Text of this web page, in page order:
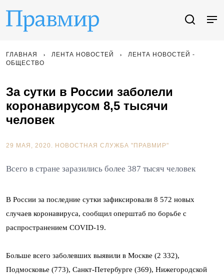
ГЛАВНАЯ ЛЕНТА НОВОСТЕЙ
ЛЕНТА НОВОСТЕЙ -
ОБЩЕСТВО
За сутки в России заболели
коронавирусом 8,5 тысячи
человек
29 МАЯ, 2020. НОВОСТНАЯ СЛУЖБА "ПРАВМИР"
Всего в стране заразились более 387 тысяч человек
В России за последние сутки зафиксировали 8 572 новых
случаев коронавируса, сообщил оперштаб по борьбе с
распространением COVID-19.
Больше всего заболевших выявили в Москве (2 332),
Подмосковье (773), Санкт-Петербурге (369), Нижегородской